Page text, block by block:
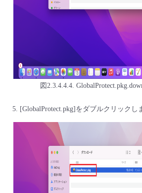
図2.3.4.4.4.
[GlobalProtect.pkg]をダブルクリックし